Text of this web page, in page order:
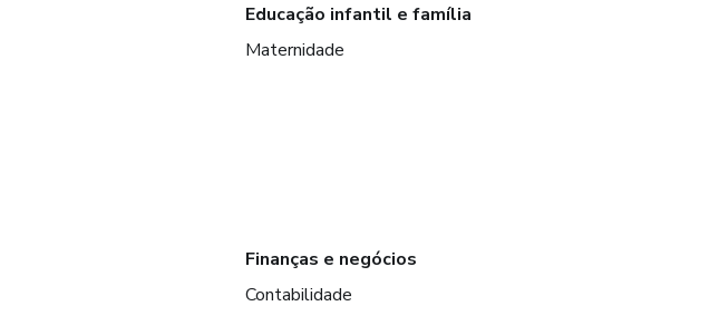
Educação infantil e família
Maternidade
Finanças e negócios
Contabilidade